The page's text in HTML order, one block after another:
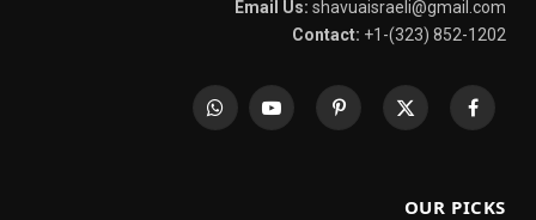
Email Us: shavuaisraeli@gmail.com
Contact: +1-(323) 852-1202
Facebook
X
Pinterest
YouTube
WhatsApp
OUR PICKS